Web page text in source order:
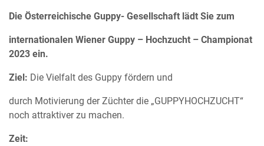
Die Österreichische Guppy- Gesellschaft lädt Sie zum
internationalen Wiener Guppy – Hochzucht – Championat
2023 ein.
Ziel: Die Vielfalt des Guppy fördern und
durch Motivierung der Züchter die „GUPPYHOCHZUCHT“
noch attraktiver zu machen.
Zeit: